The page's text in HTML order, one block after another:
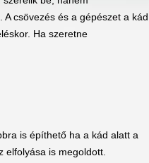
csövezés és a gépészet a kád
Ha szeretne
is építhető ha a kád alatt a
elfolyása is megoldott.